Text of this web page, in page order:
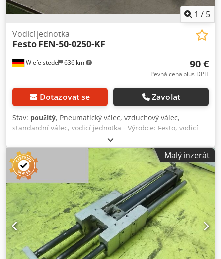
1 / 5
Wiefelstede 636 km
Vodicí jednotka
Festo FEN-50-0250-KF
90 €
Pevná cena plus DPH
Dotazovat se Zavolat
Stav: použitý, Pneumatický válec, vzduchový válec,
standardní válec, vodicí jednotka - Výrobce: Festo, vodicí
jednotka - Typ: FEN-50-0250-KF - Zdvih: 250 mm - Vrtání:
pro píst Ř 40 mm - Cena: za kus - Počet: 1 kus -Rozměry:
437/135 / H70 mm -Hmotnost: 4,7 kg / kus Crsdpjfxbg Refx
Aqlef
Malý inzerát